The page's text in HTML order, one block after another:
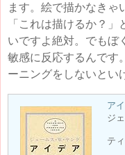
ます。絵で描かなきゃ
「これは描けるか？
いですよ絶対。でもぼ
敏感に反応するんです
ーニングをしないとい
ア
ジ
テ